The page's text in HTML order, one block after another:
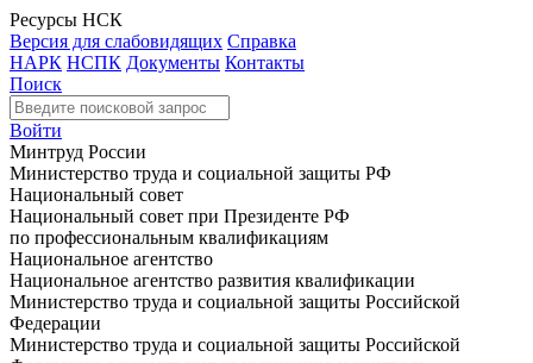
Ресурсы НСК
Версия для слабовидящих Справка
НАРК НСПК Документы Контакты
Поиск
Войти
Минтруд России
Министерство труда и социальной защиты РФ
Национальный совет
Национальный совет при Президенте РФ
по профессиональным квалификациям
Национальное агентство
Национальное агентство развития квалификации
Министерство труда и социальной защиты Российской
Федерации
Министерство труда и социальной защиты Российской